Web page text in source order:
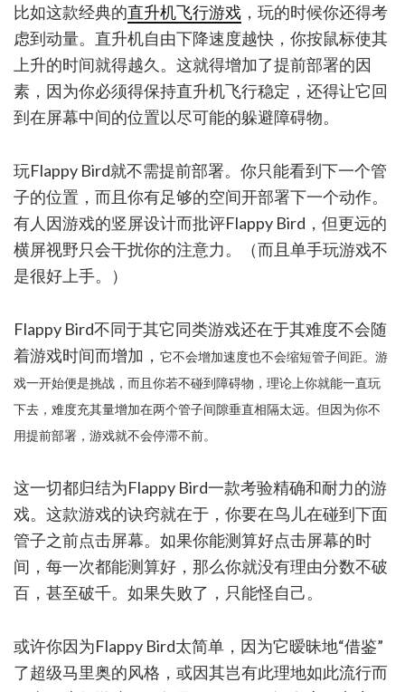
比如这款经典的直升机飞行游戏 ，玩的时候你还得考
虑到动量。直升机自由下降速度越快，你按鼠标使其
上升的时间就得越久。这就得增加了提前部署的因
素，因为你必须得保持直升机飞行稳定，还得让它回
到在屏幕中间的位置以尽可能的躲避障碍物。
玩Flappy Bird就不需提前部署。你只能看到下一个管
子的位置，而且你有足够的空间开部署下一个动作。
有人因游戏的竖屏设计而批评Flappy Bird，但更远的
横屏视野只会干扰你的注意力。（而且单手玩游戏不
是很好上手。）
Flappy Bird不同于其它同类游戏还在于其难度不会随
着游戏时间而增加， 它不会增加速度也不会缩短管子间距。游
戏一开始便是挑战，而且你若不碰到障碍物，理论上你就能一直玩
下去，难度充其量增加在两个管子间隙垂直相隔太远。但因为你不
用提前部署，游戏就不会停滞不前。
这一切都归结为Flappy Bird一款考验精确和耐力的游
戏。这款游戏的诀窍就在于，你要在鸟儿在碰到下面
管子之前点击屏幕。如果你能测算好点击屏幕的时
间，每一次都能测算好，那么你就没有理由分数不破
百，甚至破千。如果失败了，只能怪自己。
或许你因为Flappy Bird太简单，因为它暧昧地“借鉴”
了超级马里奥的风格，或因其岂有此理地如此流行而